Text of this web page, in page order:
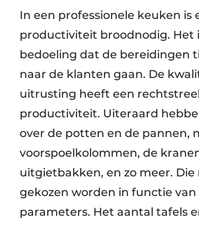
In een professionele keuken is
productiviteit broodnodig. Het
bedoeling dat de bereidingen
naar de klanten gaan. De
uitrusting heeft een
productiviteit. Uiteraard
over de potten en de pannen,
voorspoelkolommen, de
uitgietbakken, en zo meer. Die
gekozen worden in functie van
parameters. Het aantal tafels